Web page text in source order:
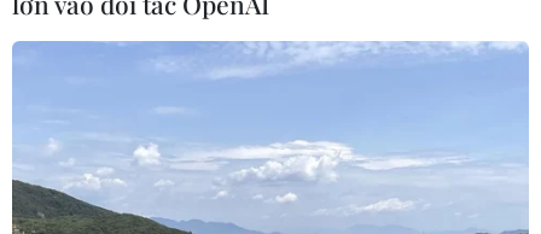
hệ sinh thái thanh toán VietQR
06/08/2026 14:03
BIDV chốt ngày chia 498 triệu cổ
phiếu, tăng vốn điều lệ lên 77.783 tỷ
đồng